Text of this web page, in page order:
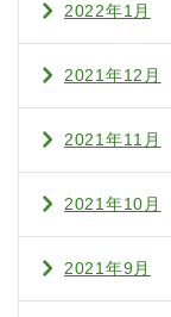
2022年1月
2021年12月
2021年11月
2021年10月
2021年9月